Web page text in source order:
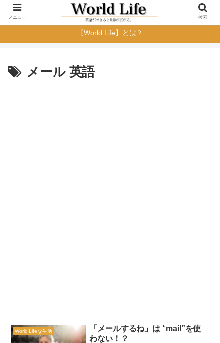
【World Life】とは？
メール 英語
World Lifeな生活
「メールするね」は “mail”を使
わない！？
メニュー 検索